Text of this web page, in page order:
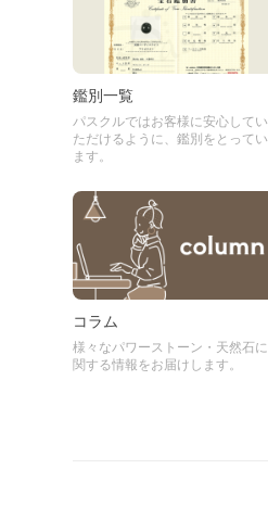
鑑別一覧
パスクルではお客様に安心してい
ただけるように、鑑別をとってい
ます。
コラム
様々なパワーストーン・天然石に
関する情報をお届けします。